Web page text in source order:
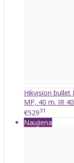
Hikvision bullet
MP, 40 m. IR
€52931
Naujiena